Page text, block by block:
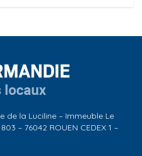
de la Luciline – Immeuble Le
– 76042 ROUEN CEDEX 1 –